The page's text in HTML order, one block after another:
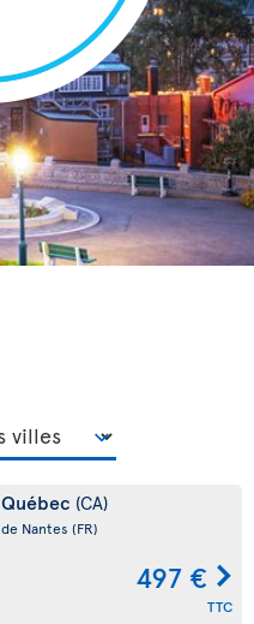
Québec (CA)
de Nantes (FR)
497 €
TTC